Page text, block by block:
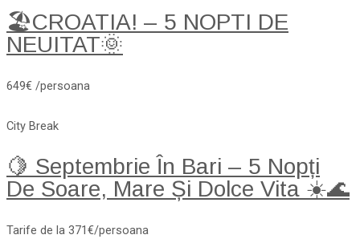
🏖️CROATIA! – 5 NOPTI DE
NEUITAT🌞
649€ /persoana
City Break
🍋 Septembrie În Bari – 5 Nopți
De Soare, Mare Și Dolce Vita ☀️🌊
Tarife de la 371€/persoana